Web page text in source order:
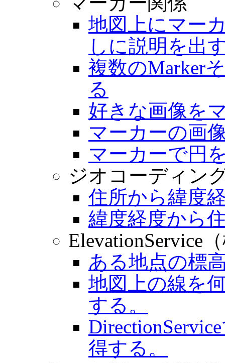
地図上にマー
しに説明を出
複数のMarker
る
好きな画像を
マーカーの画
マーカーで円
ジオコーディン
住所から緯度
緯度経度から
ElevationService
ある地点の標
地図上の線を
する。
得する。